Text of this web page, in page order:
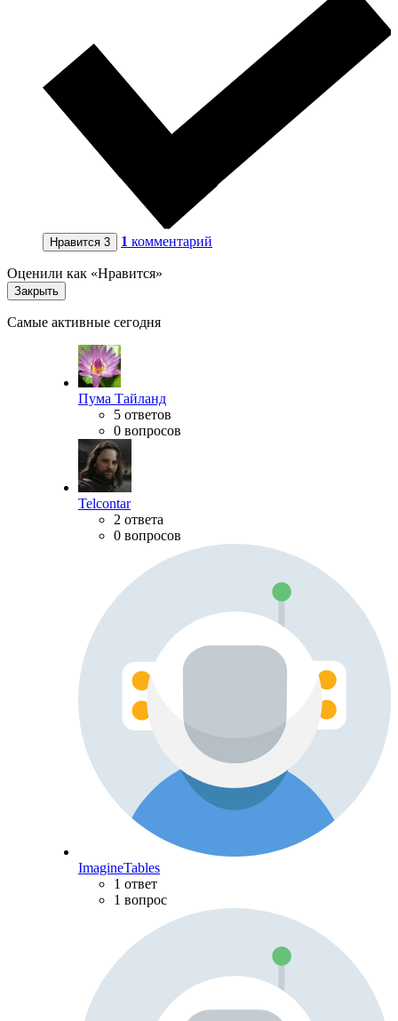
Нравится 3 1 комментарий
Оценили как «Нравится»
Закрыть
Самые активные сегодня
Пума Тайланд
5 ответов
0 вопросов
Telcontar
2 ответа
0 вопросов
ImagineTables
1 ответ
1 вопрос